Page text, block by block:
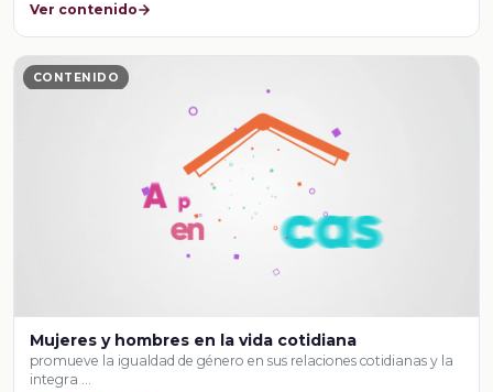
Ver contenido
CONTENIDO
Mujeres y hombres en la vida cotidiana
promueve la igualdad de género en sus relaciones cotidianas y la
integra …